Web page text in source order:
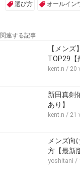
選び方 オールイン
関連する記事
【メン
TOP29【
kent.n / 20
新田真剣
あり】
kent.n / 21
メンズ向
方【最新
yoshitani /